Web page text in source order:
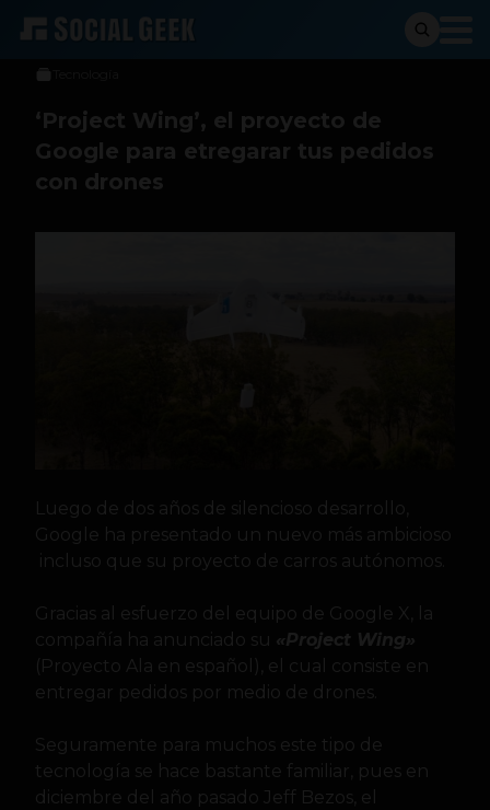
Sergio Ramos
29 de agosto de 2014
‘Project Wing’, el proyecto de
Google para etregarar tus pedidos
con drones
Luego de dos años de silencioso desarrollo,
Google ha presentado un nuevo más ambicioso
incluso que su proyecto de carros autónomos.
Gracias al esfuerzo del equipo de Google X, la
compañía ha anunciado su «Project Wing»
(Proyecto Ala en español), el cual consiste en
entregar pedidos por medio de drones.
Seguramente para muchos este tipo de
tecnología se hace bastante familiar, pues en
diciembre del año pasado Jeff Bezos, el